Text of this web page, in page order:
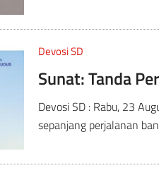
Devosi SD
Sunat: Tanda
Devosi SD : Rabu, 23
sepanjang perjalanan